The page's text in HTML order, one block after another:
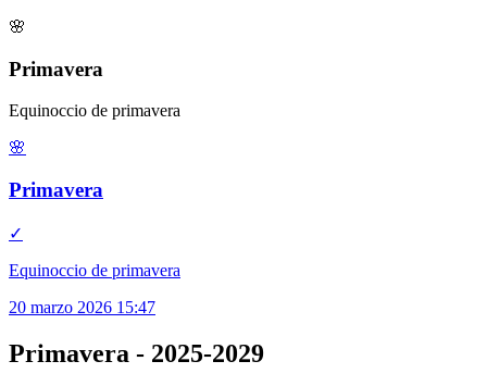
🌸
Primavera
Equinoccio de primavera
🌸
Primavera
✓
Equinoccio de primavera
20 marzo 2026 15:47
Primavera - 2025-2029